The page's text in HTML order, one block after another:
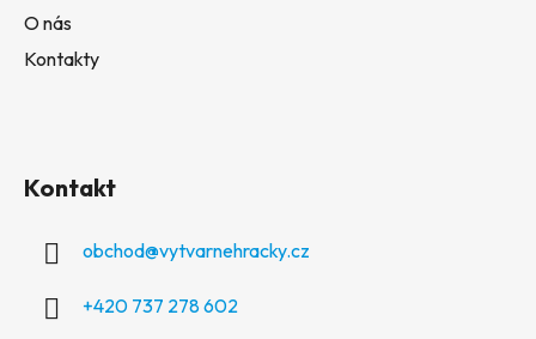
O nás
Kontakty
Kontakt
obchod@vytvarnehracky.cz
+420 737 278 602